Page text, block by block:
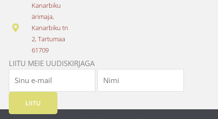
Kanarbiku
ärimaja,
Kanarbiku tn
2, Tartumaa
61709
LIITU MEIE UUDISKIRJAGA
LIITU